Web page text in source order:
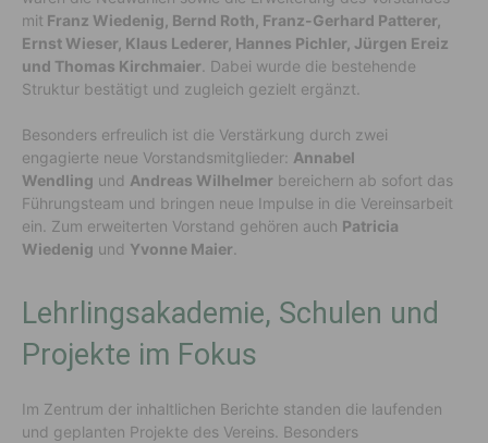
mit Franz Wiedenig, Bernd Roth, Franz-Gerhard Patterer,
Ernst Wieser, Klaus Lederer, Hannes Pichler, Jürgen Ereiz
und Thomas Kirchmaier . Dabei wurde die bestehende
Struktur bestätigt und zugleich gezielt ergänzt.
Besonders erfreulich ist die Verstärkung durch zwei
engagierte neue Vorstandsmitglieder: Annabel
Wendling und Andreas Wilhelmer bereichern ab sofort das
Führungsteam und bringen neue Impulse in die Vereinsarbeit
ein. Zum erweiterten Vorstand gehören auch Patricia
Wiedenig und Yvonne Maier
Lehrlingsakademie, Schulen und
Projekte im Fokus
Im Zentrum der inhaltlichen Berichte standen die laufenden
und geplanten Projekte des Vereins. Besonders